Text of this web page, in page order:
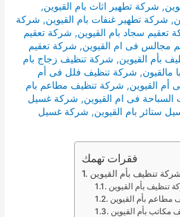
, شركة تطهير اثاث بام القيوين,
, شركة تطهير غنفات بام القيوين, شركة
تعقيم سجاد بام القيوين, شركة تعقيم
مجالس فى ام القيوين, شركة تعقيم
بأم القيوين, شركة تنظيف زجاج بام
, شركة تنظيف فلل فى أم
القيوين, شركة تنظيف مطاعم بام
فى ام القيوين, شركة غسيل
ستائر بام القيوين, شركة غسيل
فقرات تهمك